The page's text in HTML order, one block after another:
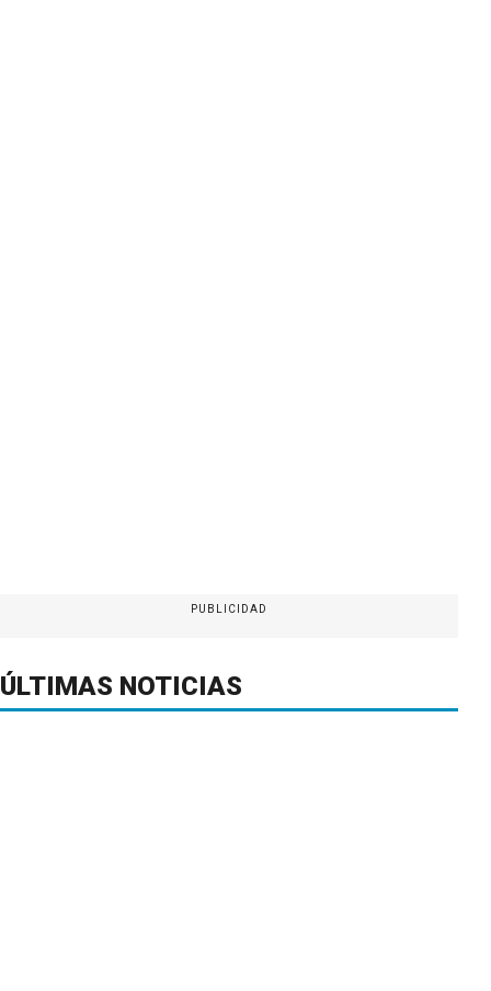
PUBLICIDAD
ÚLTIMAS NOTICIAS